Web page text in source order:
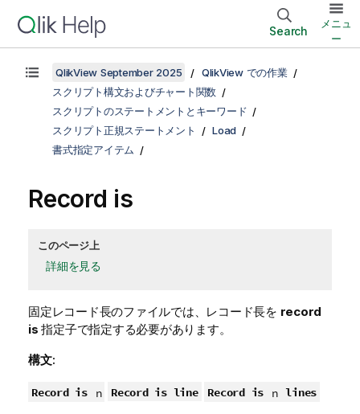
Search
メニュ
ー
QlikView September 2025
QlikView での作業
スクリプト構文およびチャート関数
スクリプトのステートメントとキーワード
スクリプト正規ステートメント
Load
書式指定アイテム
Record is
このページ上
詳細を見る
固定レコード長のファイルでは、レコード長を record
is 指定子で指定する必要があります。
構文:
Record is n Record is line Record is n lines